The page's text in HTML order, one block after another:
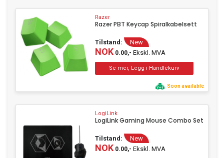
Razer
Razer PBT Keycap Spiralkabelsett
Tilstand: New
NOK0.00,- Ekskl. MVA
Soon available
LogiLink
LogiLink Gaming Mouse Combo Set
Tilstand: New
NOK0.00,- Ekskl. MVA